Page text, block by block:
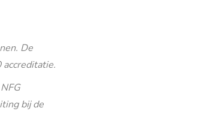
De
bij de